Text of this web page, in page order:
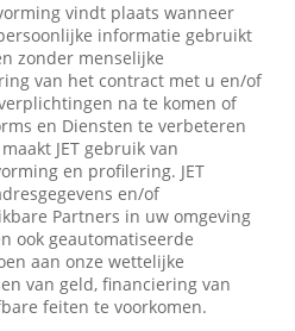
vindt plaats wanneer
informatie gebruikt
zonder menselijke
van het contract met u en/of
na te komen of
en Diensten te verbeteren
JET gebruik van
en profilering. JET
en/of
Partners in uw omgeving
ook geautomatiseerde
aan onze wettelijke
van geld, financiering van
feiten te voorkomen.